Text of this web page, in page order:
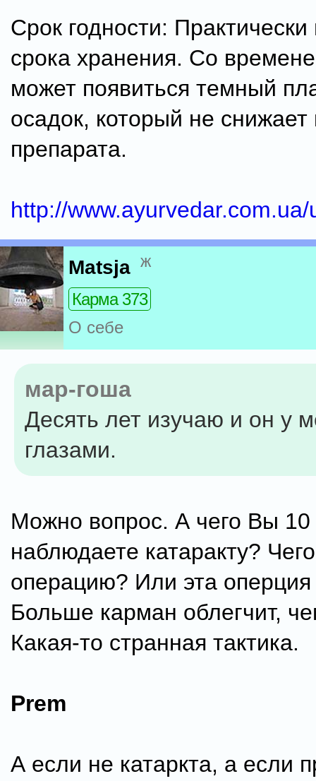
Срок годности:
срока хранения. Со
может появиться темный
осадок, который не снижает
препарата.
http://
Matsja ж
Карма 373
О себе
мар-гоша
Десять лет изучаю и он у
глазами.
Можно вопрос. А чего Вы 10
наблюдаете катаракту?
операцию? Или эта оперция
Больше карман облегчит,
Какая-то странная тактика.
Prem
А если не катаркта, а если